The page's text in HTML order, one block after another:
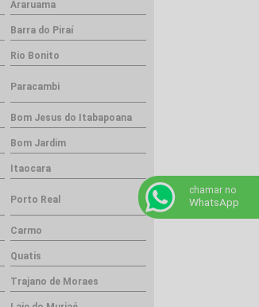
Araruama
Barra do Piraí
Rio Bonito
Paracambi
Bom Jesus do Itabapoana
Bom Jardim
Itaocara
Porto Real
Carmo
Quatis
Trajano de Moraes
chamar no
WhatsApp